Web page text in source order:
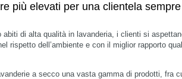
più elevati per una clientela
abiti di alta qualità in lavanderia, i clienti si
rispetto dell’ambiente e con il miglior rapporto
a secco una vasta gamma di prodotti, fra